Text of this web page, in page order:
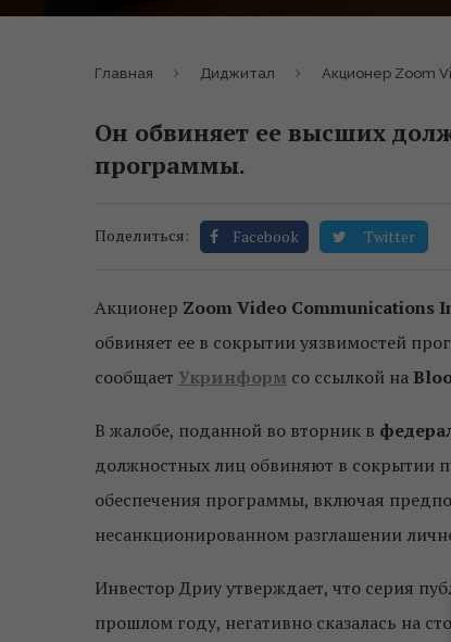
Главная Диджитал Акционер Zoom
Он обвиняет ее высших
программы.
Поделиться: Facebook Twitter
Акционер Zoom Video Communications
обвиняет ее в сокрытии уязвимостей
сообщает Укринформ со ссылкой на
В жалобе, поданной во вторник в
должностных лиц обвиняют в сокрытии
обеспечения программы, включая
несанкционированном разглашении
Инвестор Дриу утверждает, что серия
прошлом году, негативно сказалась на